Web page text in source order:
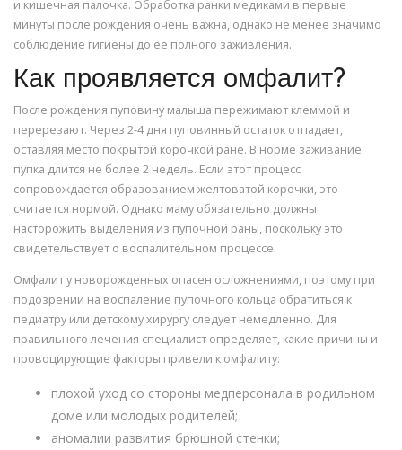
и кишечная палочка. Обработка ранки медиками в первые
минуты после рождения очень важна, однако не менее значимо
соблюдение гигиены до ее полного заживления.
Как проявляется омфалит?
После рождения пуповину малыша пережимают клеммой и
перерезают. Через 2-4 дня пуповинный остаток отпадает,
оставляя место покрытой корочкой ране. В норме заживание
пупка длится не более 2 недель. Если этот процесс
сопровождается образованием желтоватой корочки, это
считается нормой. Однако маму обязательно должны
насторожить выделения из пупочной раны, поскольку это
свидетельствует о воспалительном процессе.
Омфалит у новорожденных опасен осложнениями, поэтому при
подозрении на воспаление пупочного кольца обратиться к
педиатру или детскому хирургу следует немедленно. Для
правильного лечения специалист определяет, какие причины и
провоцирующие факторы привели к омфалиту:
плохой уход со стороны медперсонала в родильном
доме или молодых родителей;
аномалии развития брюшной стенки;